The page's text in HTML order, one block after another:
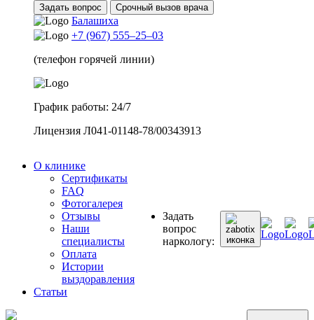
Задать вопрос Срочный вызов врача
Балашиха
+7 (967) 555–25–03
(телефон горячей линии)
График работы: 24/7
Лицензия Л041-01148-78/00343913
О клинике
Сертификаты
FAQ
Фотогалерея
Отзывы
Наши
специалисты
Оплата
Истории
выздоравления
Статьи
Задать
вопрос
наркологу: